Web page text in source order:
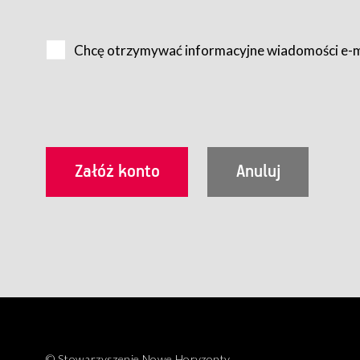
Usługobiorca przed rozpoczęciem korzystania z
utrwalenie i wydrukowanie.
§ 3
Korzystanie ze wszystkich aplikacji Serwisu może być
Chcę otrzymywać informacyjne wiadomości e-